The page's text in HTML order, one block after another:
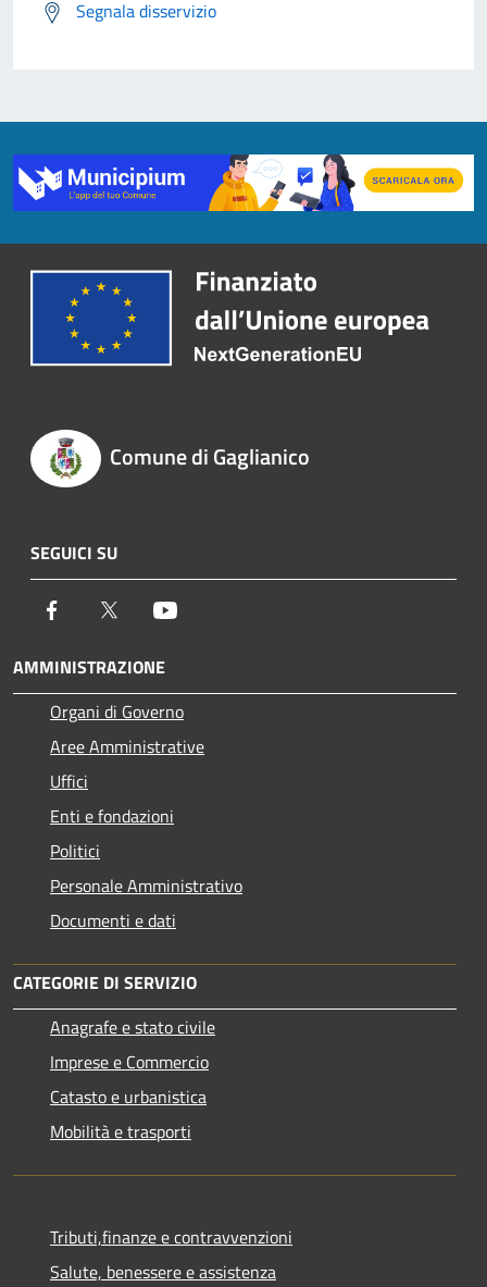
Segnala disservizio
Comune di Gaglianico
SEGUICI SU
Facebook Twitter
AMMINISTRAZIONE
Organi di Governo
Aree Amministrative
Uffici
Enti e fondazioni
Politici
Personale Amministrativo
Documenti e dati
CATEGORIE DI SERVIZIO
Anagrafe e stato civile
Imprese e Commercio
Catasto e urbanistica
Mobilità e trasporti
Tributi,finanze e contravvenzioni
Salute, benessere e assistenza